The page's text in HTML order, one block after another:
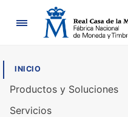
Navegación
INICIO
Productos y Soluciones
Servicios